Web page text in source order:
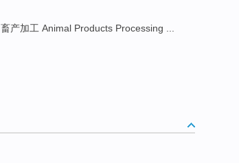
畜产加工 Animal Products Processing ...